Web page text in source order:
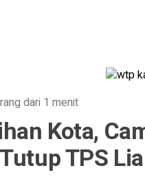
dari 1 menit
Kota,
TPS